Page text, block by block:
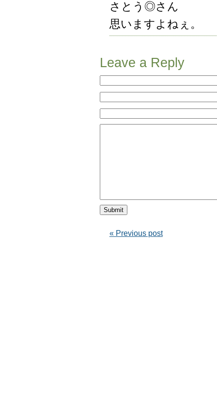
さとう◎さん
思いますよねぇ。
Leave a Reply
« Previous post